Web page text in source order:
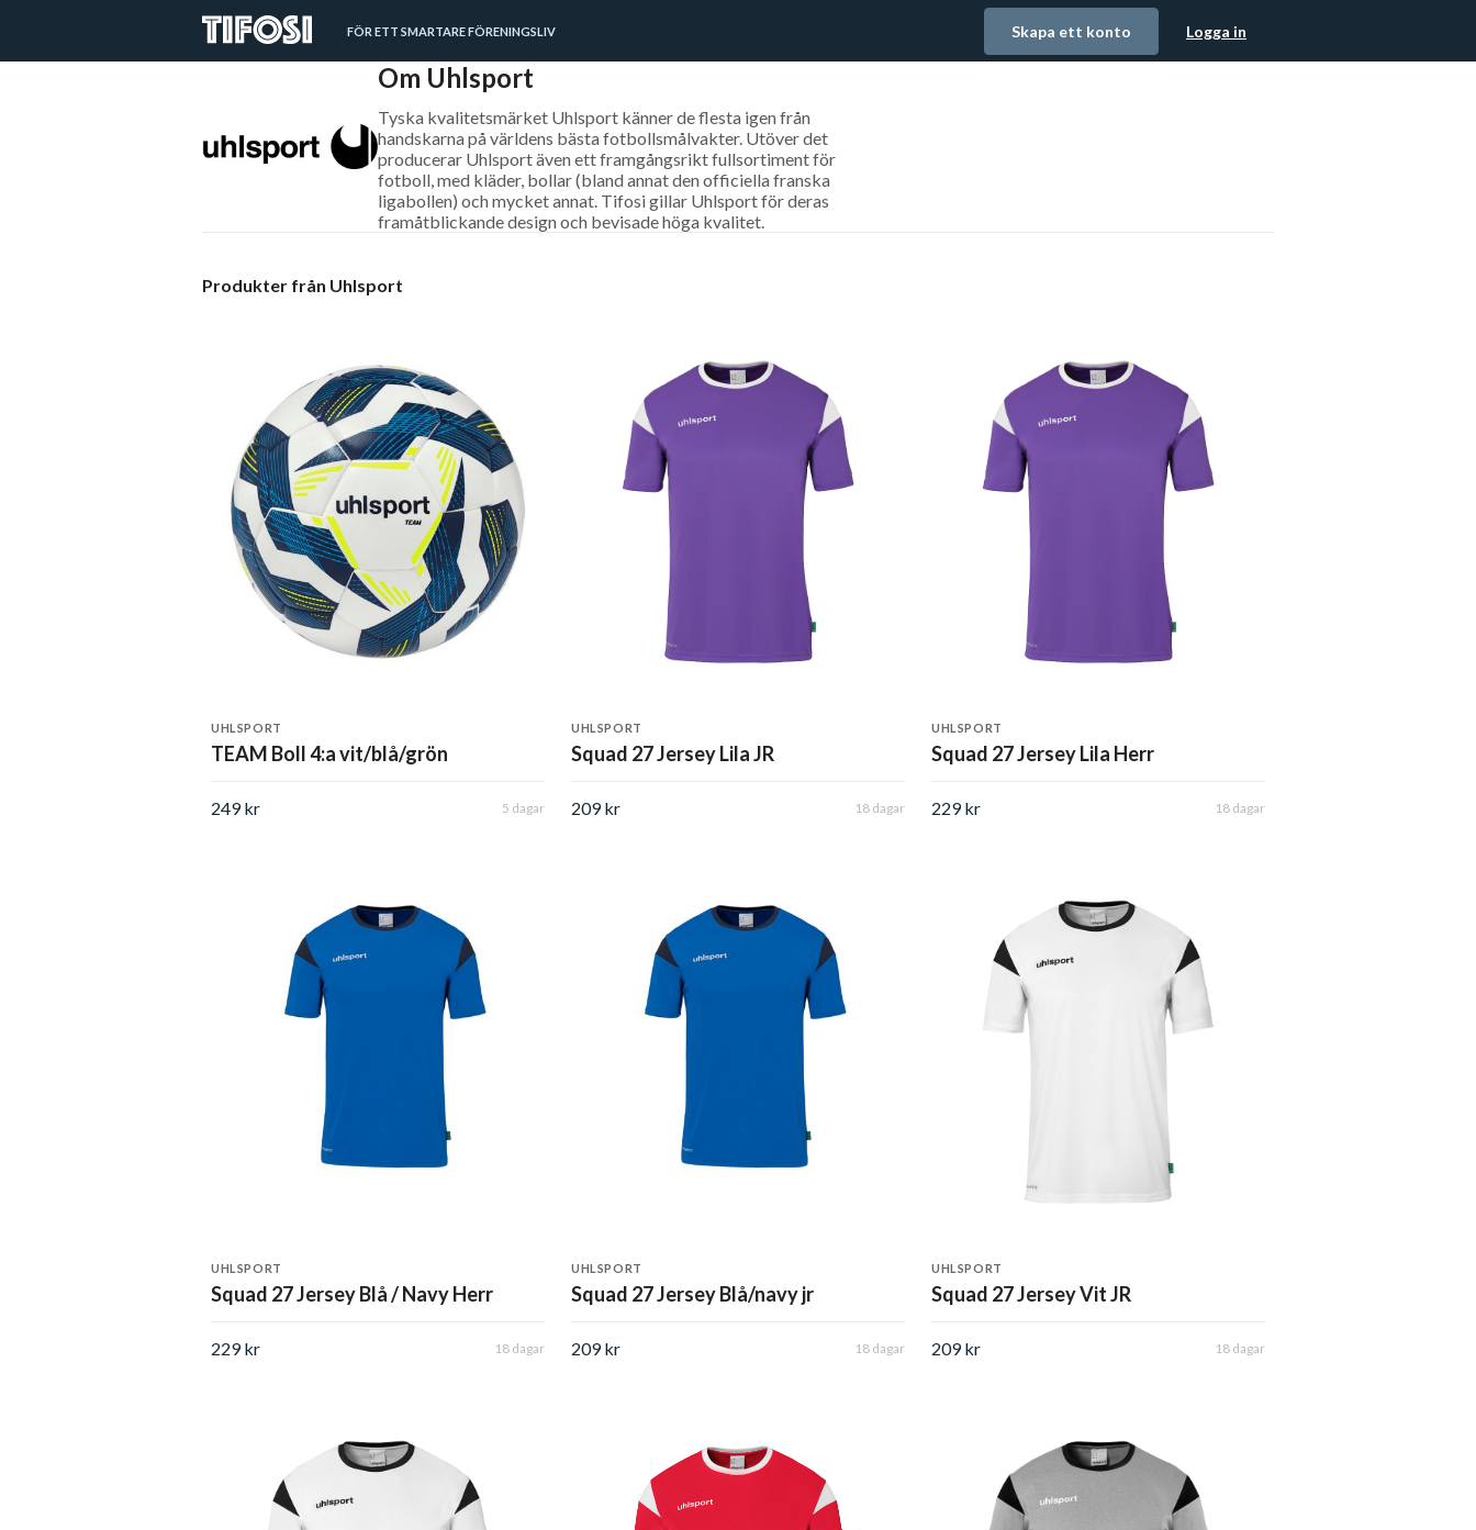
FÖR ETT SMARTARE FÖRENINGSLIV Skapa ett konto Logga in
Om Uhlsport
Tyska kvalitetsmärket Uhlsport känner de flesta igen från
handskarna på världens bästa fotbollsmålvakter. Utöver det
producerar Uhlsport även ett framgångsrikt fullsortiment för
fotboll, med kläder, bollar (bland annat den officiella franska
ligabollen) och mycket annat. Tifosi gillar Uhlsport för deras
framåtblickande design och bevisade höga kvalitet.
Produkter från Uhlsport
UHLSPORT
TEAM Boll 4:a vit/blå/grön
249 kr 5 dagar
UHLSPORT
Squad 27 Jersey Lila JR
209 kr 18 dagar
UHLSPORT
Squad 27 Jersey Lila Herr
229 kr 18 dagar
UHLSPORT
Squad 27 Jersey Blå / Navy Herr
229 kr 18 dagar
UHLSPORT
Squad 27 Jersey Blå/navy jr
209 kr 18 dagar
UHLSPORT
Squad 27 Jersey Vit JR
209 kr 18 dagar